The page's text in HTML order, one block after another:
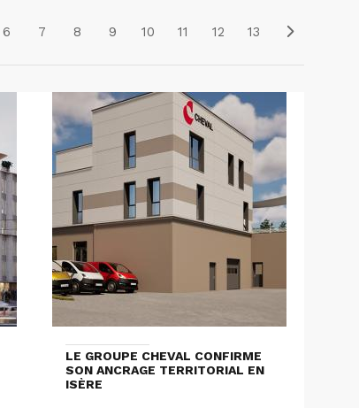
6 7 8 9 10 11 12 13
LE GROUPE CHEVAL CONFIRME
SON ANCRAGE TERRITORIAL EN
ISÈRE